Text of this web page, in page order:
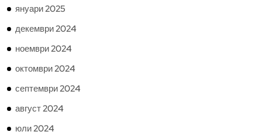
януари 2025
декември 2024
ноември 2024
октомври 2024
септември 2024
август 2024
юли 2024